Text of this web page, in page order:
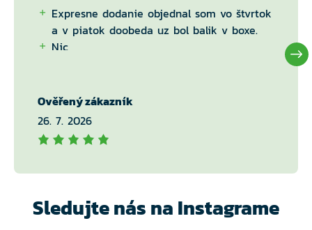
Expresne dodanie objednal som vo štvrtok
a v piatok doobeda uz bol balik v boxe.
Nic
Ověřený zákazník
26. 7. 2026
Sledujte nás na Instagrame